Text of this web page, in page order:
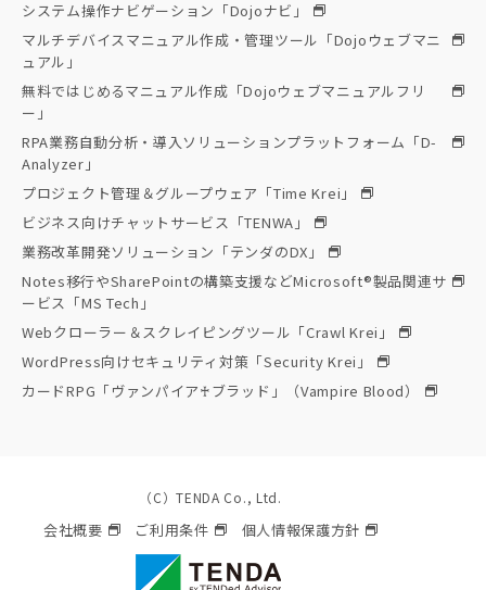
システム操作ナビゲーション「Dojoナビ」
マルチデバイスマニュアル作成・管理ツール「Dojoウェブマニ
ュアル」
無料ではじめるマニュアル作成「Dojoウェブマニュアルフリ
ー」
RPA業務自動分析・導入ソリューションプラットフォーム「D-
Analyzer」
プロジェクト管理＆グループウェア「Time Krei」
ビジネス向けチャットサービス「TENWA」
業務改革開発ソリューション「テンダのDX」
Notes移行やSharePointの構築支援などMicrosoft®製品関連サ
ービス「MS Tech」
Webクローラー＆スクレイピングツール「Crawl Krei」
WordPress向けセキュリティ対策「Security Krei」
カードRPG「ヴァンパイア♰ブラッド」（Vampire Blood）
（C）TENDA Co., Ltd.
会社概要 ご利用条件 個人情報保護方針